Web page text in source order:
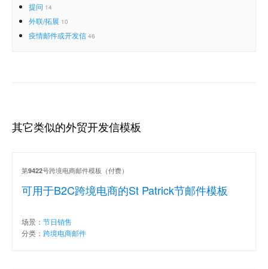
提问 14
外联/拓展 10
疫情邮件或开发信 46
其它类似的外贸开发信模板
可用于B2C跨境电商的St Patrick节邮件模板
第9422号跨境电商邮件模板（付费）
场景： 节日销售
分类： 跨境电商邮件